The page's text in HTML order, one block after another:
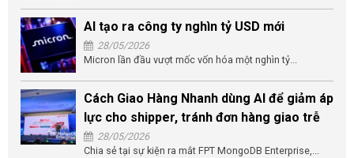
AI tạo ra công ty nghìn tỷ USD mới
28/05/2026
Micron lần đầu vượt mốc vốn hóa một nghìn tỷ...
Cách Giao Hàng Nhanh dùng AI để giảm áp
lực cho shipper, tránh đơn hàng giao trễ
28/05/2026
Chia sẻ tại sự kiện ra mắt FPT MongoDB Enterprise,...